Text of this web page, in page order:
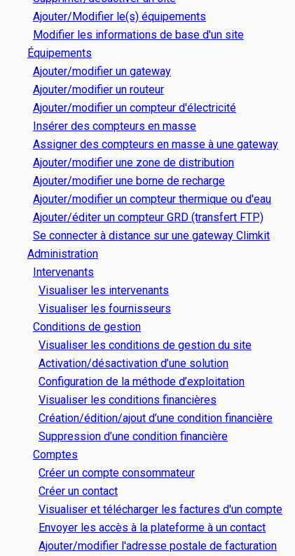
Ajouter/Modifier le(s) équipements
Modifier les informations de base d'un site
Équipements
Ajouter/modifier un gateway
Ajouter/modifier un routeur
Ajouter/modifier un compteur d'électricité
Insérer des compteurs en masse
Assigner des compteurs en masse à une gateway
Ajouter/modifier une zone de distribution
Ajouter/modifier une borne de recharge
Ajouter/modifier un compteur thermique ou d'eau
Ajouter/éditer un compteur GRD (transfert FTP)
Se connecter à distance sur une gateway Climkit
Administration
Intervenants
Visualiser les intervenants
Visualiser les fournisseurs
Conditions de gestion
Visualiser les conditions de gestion du site
Activation/désactivation d’une solution
Configuration de la méthode d’exploitation
Visualiser les conditions financières
Création/édition/ajout d’une condition financière
Suppression d’une condition financière
Comptes
Créer un compte consommateur
Créer un contact
Visualiser et télécharger les factures d'un compte
Envoyer les accès à la plateforme à un contact
Ajouter/modifier l'adresse postale de facturation